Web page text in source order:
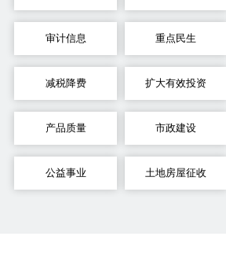
审计信息 重点民生
减税降费 扩大有效投资
产品质量 市政建设
公益事业 土地房屋征收